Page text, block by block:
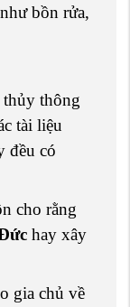
bồn rửa,
thông
tài liệu
đều có
cho rằng
hay xây
gia chủ về